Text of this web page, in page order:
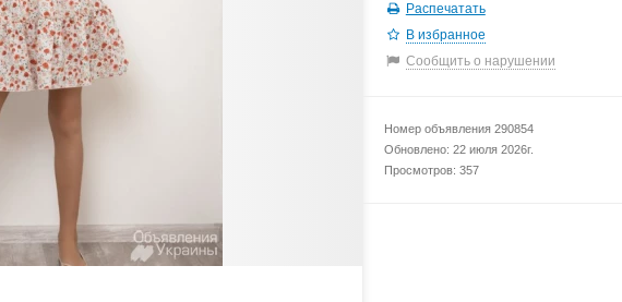
Распечатать
В избранное
Сообщить о нарушении
Номер объявления 290854
Обновлено: 22 июля 2026г.
Просмотров: 357